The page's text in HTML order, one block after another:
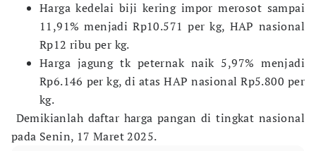
Harga kedelai biji kering impor merosot sampai
11,91% menjadi Rp10.571 per kg, HAP nasional
Rp12 ribu per kg.
Harga jagung tk peternak naik 5,97% menjadi
Rp6.146 per kg, di atas HAP nasional Rp5.800 per
kg.
Demikianlah daftar harga pangan di tingkat nasional
pada Senin, 17 Maret 2025.